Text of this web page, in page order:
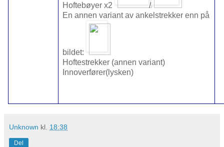
Hoftebøyer x2
/
En annen variant av ankelstrekker enn på
bildet:
Hoftestrekker (annen variant)
Innoverfører(lysken)
Unknown kl. 18:38
Del